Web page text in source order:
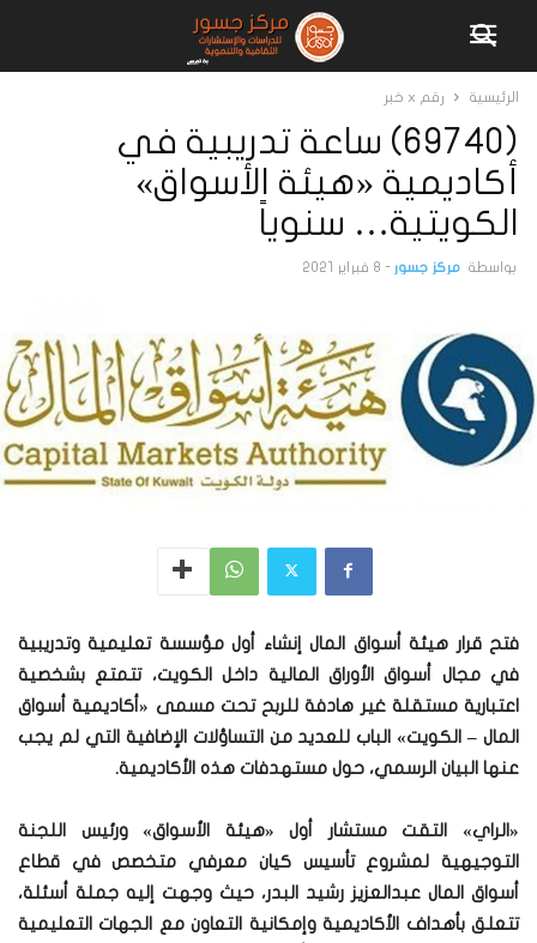
الرئيسية رقم x خبر
(69740) ساعة تدريبية في
أكاديمية «هيئة الأسواق»
الكويتية… سنوياً
بواسطة مركز جسور - 8 فبراير 2021
فتح قرار هيئة أسواق المال إنشاء أول مؤسسة تعليمية وتدريبية
في مجال أسواق الأوراق المالية داخل الكويت، تتمتع بشخصية
اعتبارية مستقلة غير هادفة للربح تحت مسمى «أكاديمية أسواق
المال – الكويت» الباب للعديد من التساؤلات الإضافية التي لم يجب
عنها البيان الرسمي، حول مستهدفات هذه الأكاديمية.
«الراي» التقت مستشار أول «هيئة الأسواق» ورئيس اللجنة
التوجيهية لمشروع تأسيس كيان معرفي متخصص في قطاع
أسواق المال عبدالعزيز رشيد البدر، حيث وجهت إليه جملة أسئلة،
تتعلق بأهداف الأكاديمية وإمكانية التعاون مع الجهات التعليمية